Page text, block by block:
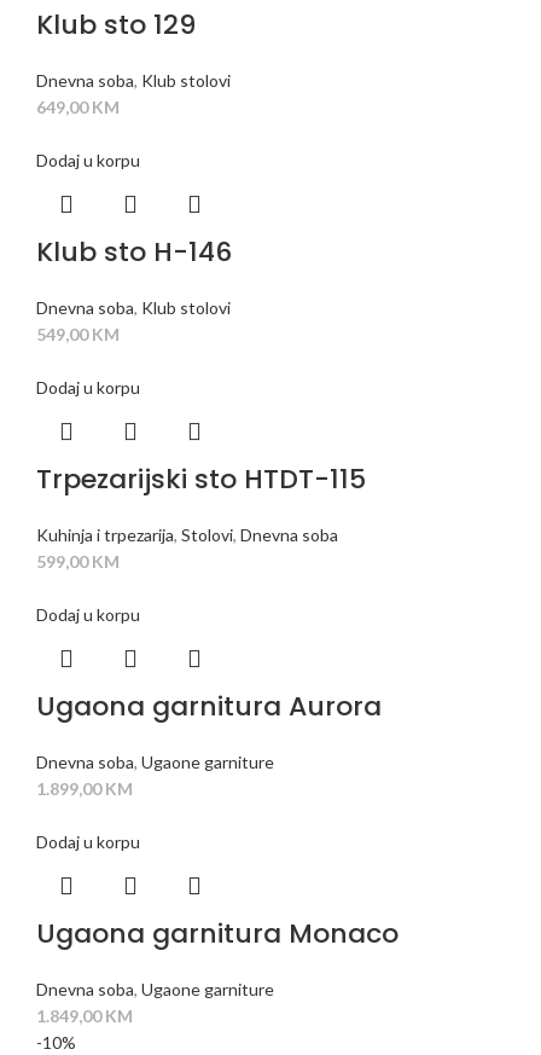
Klub sto 129
Dnevna soba, Klub stolovi
649,00KM
Dodaj u korpu
Klub sto H-146
Dnevna soba, Klub stolovi
549,00KM
Dodaj u korpu
Trpezarijski sto HTDT-115
Kuhinja i trpezarija, Stolovi, Dnevna soba
599,00KM
Dodaj u korpu
Ugaona garnitura Aurora
Dnevna soba, Ugaone garniture
1.899,00KM
Dodaj u korpu
Ugaona garnitura Monaco
Dnevna soba, Ugaone garniture
1.849,00KM
-10%